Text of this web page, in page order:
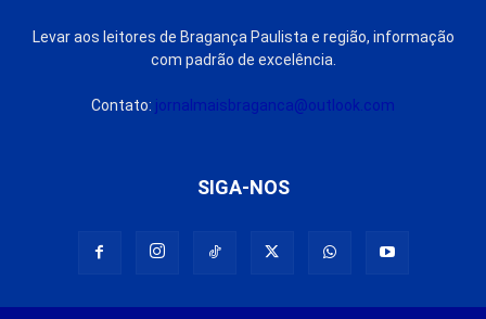
Levar aos leitores de Bragança Paulista e região, informação
com padrão de excelência.
Contato: jornalmaisbraganca@outlook.com
SIGA-NOS